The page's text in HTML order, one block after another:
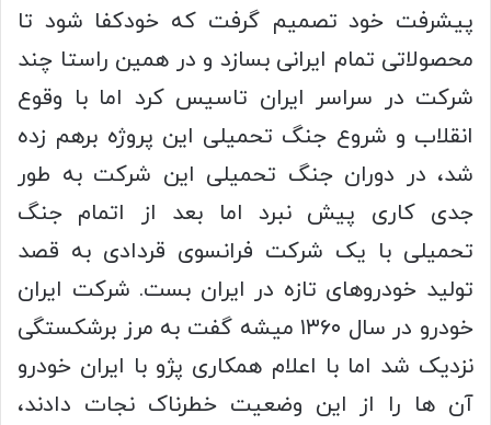
پیشرفت خود تصمیم گرفت که خودکفا شود تا
محصولاتی تمام ایرانی بسازد و در همین راستا چند
شرکت در سراسر ایران تاسیس کرد اما با وقوع
انقلاب و شروع جنگ تحمیلی این پروژه برهم زده
شد، در دوران جنگ تحمیلی این شرکت به طور
جدی کاری پیش نبرد اما بعد از اتمام جنگ
تحمیلی با یک شرکت فرانسوی قردادی به قصد
تولید خودروهای تازه در ایران بست. شرکت ایران
خودرو در سال ۱۳۶۰ میشه گفت به مرز برشکستگی
نزدیک شد اما با اعلام همکاری پژو با ایران خودرو
آن ها را از این وضعیت خطرناک نجات دادند،